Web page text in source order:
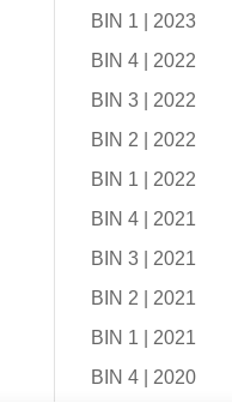
BIN 1 | 2023
BIN 4 | 2022
BIN 3 | 2022
BIN 2 | 2022
BIN 1 | 2022
BIN 4 | 2021
BIN 3 | 2021
BIN 2 | 2021
BIN 1 | 2021
BIN 4 | 2020